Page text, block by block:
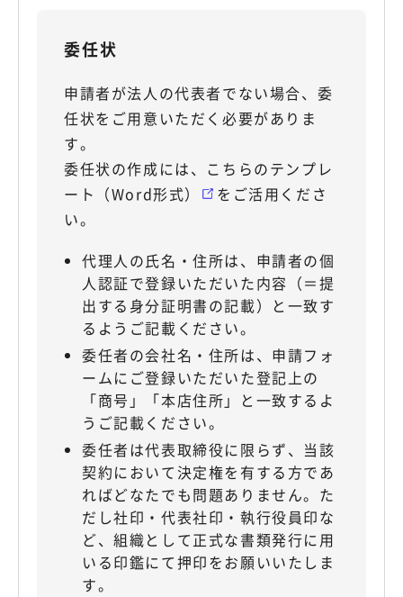
委任状
申請者が法人の代表者でない場合、委
任状をご用意いただく必要がありま
す。
委任状の作成には、こちらのテンプレ
ート（Word形式）
をご活用くださ
い。
代理人の氏名・住所は、申請者の個
人認証で登録いただいた内容（＝提
出する身分証明書の記載）と一致す
るようご記載ください。
委任者の会社名・住所は、申請フォ
ームにご登録いただいた登記上の
「商号」「本店住所」と一致するよ
うご記載ください。
委任者は代表取締役に限らず、当該
契約において決定権を有する方であ
ればどなたでも問題ありません。た
だし社印・代表社印・執行役員印な
ど、組織として正式な書類発行に用
いる印鑑にて押印をお願いいたしま
す。